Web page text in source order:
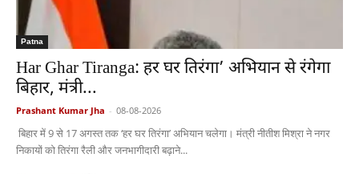
Patna
Har Ghar Tiranga: हर घर तिरंगा’ अभियान से रंगेगा
बिहार, मंत्री...
Prashant Kumar Jha - 08-08-2026
बिहार में 9 से 17 अगस्त तक ‘हर घर तिरंगा’ अभियान चलेगा। मंत्री नीतीश मिश्रा ने नगर
निकायों को तिरंगा रैली और जनभागीदारी बढ़ाने...